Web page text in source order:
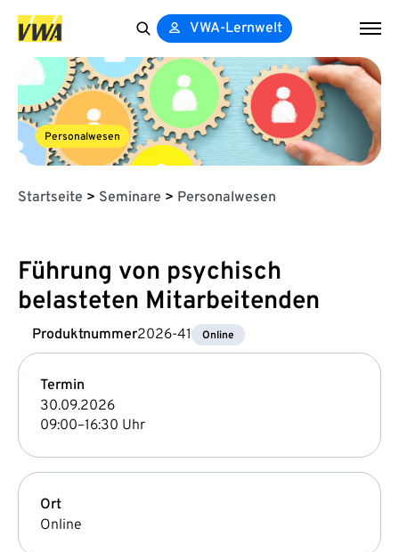
for:
VWA-Lernwelt
Personalwesen
Startseite > Seminare > Personalwesen
Führung von psychisch
belasteten Mitarbeitenden
Produktnummer2026-41 Online
Termin
30.09.2026
09:00–16:30 Uhr
Ort
Online